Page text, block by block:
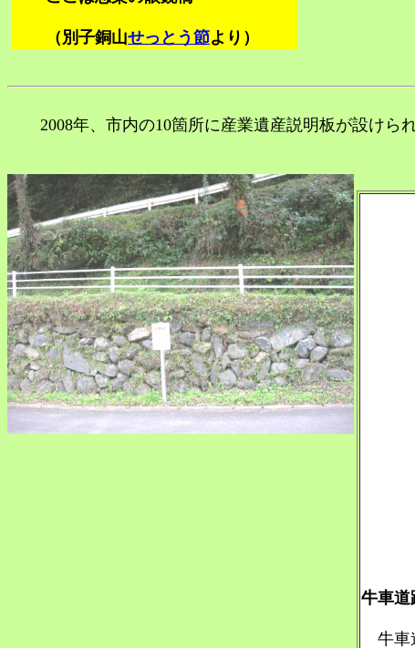
（別子銅山せっとう節より）
2008年、市内の10箇所に産業遺産説明板が設けら
牛車道
牛車